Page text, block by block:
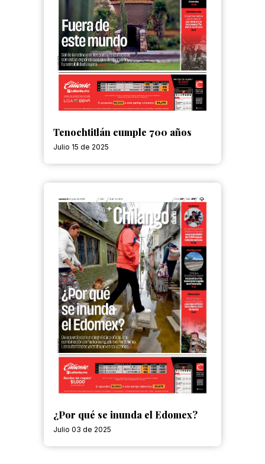
Tenochtitlán cumple 700 años
Julio 15 de 2025
¿Por qué se inunda el Edomex?
Julio 03 de 2025